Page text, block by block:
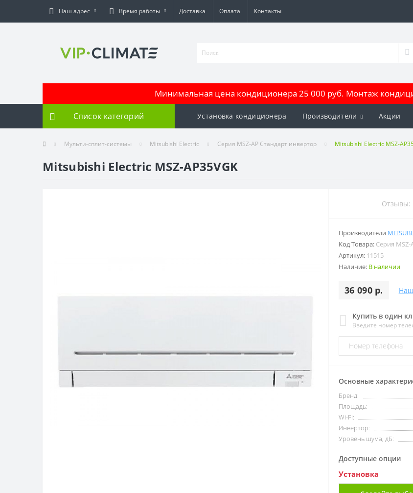
Наш адрес Время работы Доставка Оплата Контакты
Минимальная цена кондиционера 25 000 руб. Монтаж
Список категорий Установка кондиционера Производители Акции
Мульти-сплит-системы Mitsubishi Electric Серия MSZ-AP Стандарт инвертор Mitsubishi Electric MSZ-
Mitsubishi Electric MSZ-AP35VGK
Отзывы:
Производители
Код Товара: Серия MSZ-
Артикул: 11515
Наличие: В наличии
36 090 р.
Купить в один
Введите номер
Основные
Бренд:
Площадь:
Wi-Fi:
Инвертор:
Уровень шума, дБ:
Доступные опции
Установка